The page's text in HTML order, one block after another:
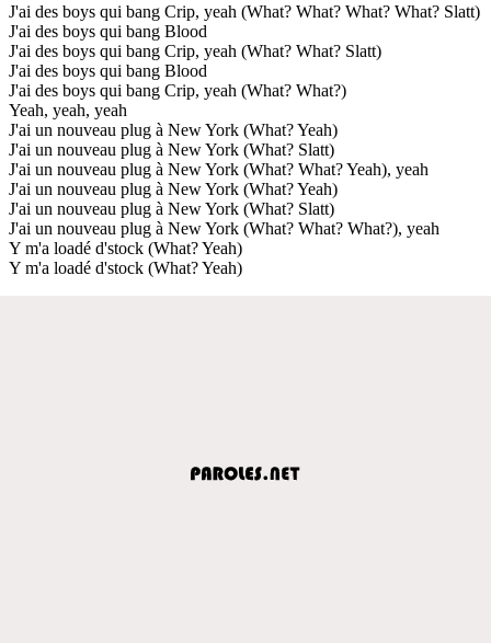
J'ai des boys qui bang Crip, yeah (What? What? What? What? Slatt)
J'ai des boys qui bang Blood
J'ai des boys qui bang Crip, yeah (What? What? Slatt)
J'ai des boys qui bang Blood
J'ai des boys qui bang Crip, yeah (What? What?)
Yeah, yeah, yeah
J'ai un nouveau plug à New York (What? Yeah)
J'ai un nouveau plug à New York (What? Slatt)
J'ai un nouveau plug à New York (What? What? Yeah), yeah
J'ai un nouveau plug à New York (What? Yeah)
J'ai un nouveau plug à New York (What? Slatt)
J'ai un nouveau plug à New York (What? What? What?), yeah
Y m'a loadé d'stock (What? Yeah)
Y m'a loadé d'stock (What? Yeah)